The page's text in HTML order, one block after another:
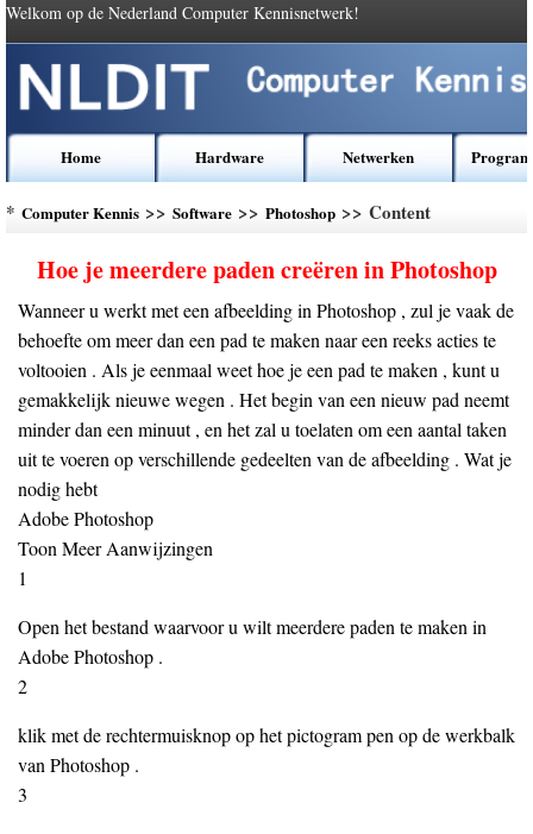
Welkom op de Nederland Computer Kennisnetwerk!
Home Hardware Netwerken
* Computer Kennis >> Software >> Photoshop >> Content
Hoe je meerdere paden creëren in Photoshop
Wanneer u werkt met een afbeelding in Photoshop , zul je vaak de
behoefte om meer dan een pad te maken naar een reeks acties te
voltooien . Als je eenmaal weet hoe je een pad te maken , kunt u
gemakkelijk nieuwe wegen . Het begin van een nieuw pad neemt
minder dan een minuut , en het zal u toelaten om een aantal taken
uit te voeren op verschillende gedeelten van de afbeelding . Wat je
nodig hebt
Adobe Photoshop
Toon Meer Aanwijzingen
1
Open het bestand waarvoor u wilt meerdere paden te maken in
Adobe Photoshop .
2
klik met de rechtermuisknop op het pictogram pen op de werkbalk
van Photoshop .
3